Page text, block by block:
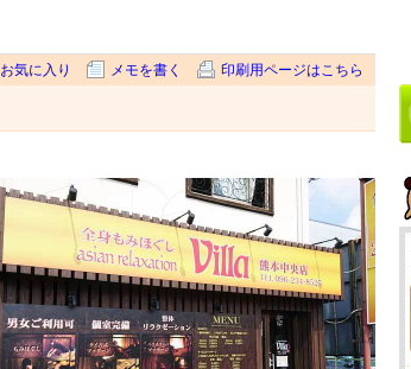
お気に入り メモを書く 印刷用ページはこちら